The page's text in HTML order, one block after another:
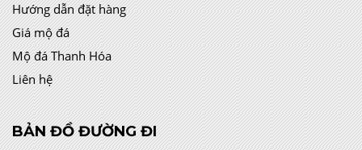
Hướng dẫn đặt hàng
Giá mộ đá
Mộ đá Thanh Hóa
Liên hệ
BẢN ĐỒ ĐƯỜNG ĐI